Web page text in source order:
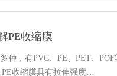
PE收缩膜
种，有PVC、PE、PET、
PE收缩膜具有拉伸强度…